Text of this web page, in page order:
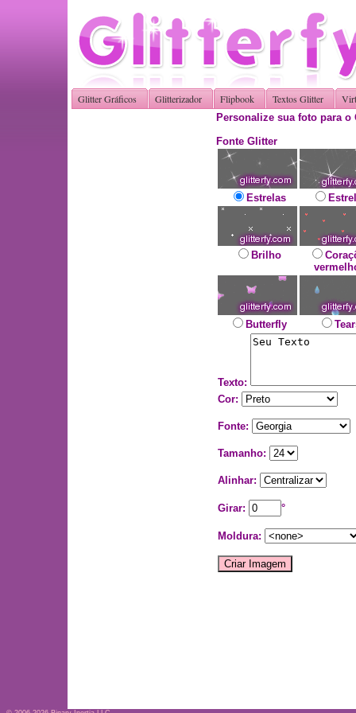
Glitter Gráficos Glitterizador Flipbook Textos Glitter
Personalize sua foto para o
Fonte Glitter
Estrelas
Brilho
Butterfly
Texto:
Cor:
Fonte:
Tamanho:
Alinhar:
Girar: °
Moldura: